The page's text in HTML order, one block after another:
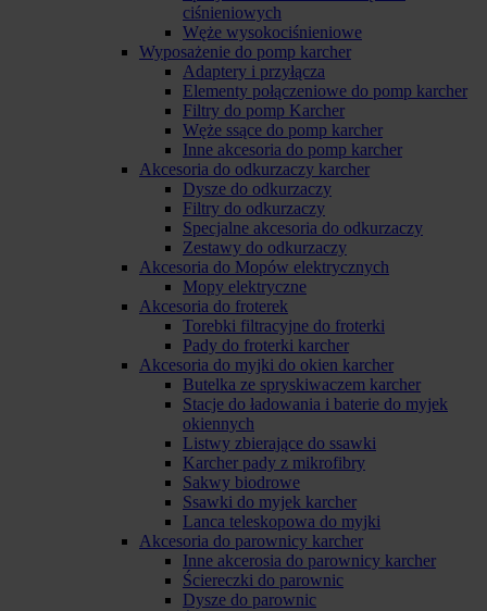
ciśnieniowych
Węże wysokociśnieniowe
Wyposażenie do pomp karcher
Adaptery i przyłącza
Elementy połączeniowe do pomp karcher
Filtry do pomp Karcher
Węże ssące do pomp karcher
Inne akcesoria do pomp karcher
Akcesoria do odkurzaczy karcher
Dysze do odkurzaczy
Filtry do odkurzaczy
Specjalne akcesoria do odkurzaczy
Zestawy do odkurzaczy
Akcesoria do Mopów elektrycznych
Mopy elektryczne
Akcesoria do froterek
Torebki filtracyjne do froterki
Pady do froterki karcher
Akcesoria do myjki do okien karcher
Butelka ze spryskiwaczem karcher
Stacje do ładowania i baterie do myjek
okiennych
Listwy zbierające do ssawki
Karcher pady z mikrofibry
Sakwy biodrowe
Ssawki do myjek karcher
Lanca teleskopowa do myjki
Akcesoria do parownicy karcher
Inne akcerosia do parownicy karcher
Ściereczki do parownic
Dysze do parownic